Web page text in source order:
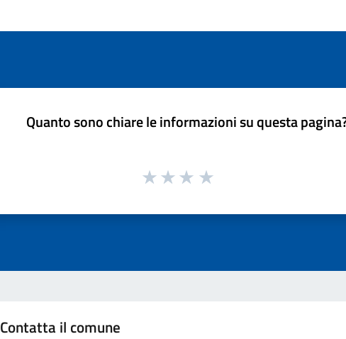
Quanto sono chiare le informazioni su questa
Contatta il comune